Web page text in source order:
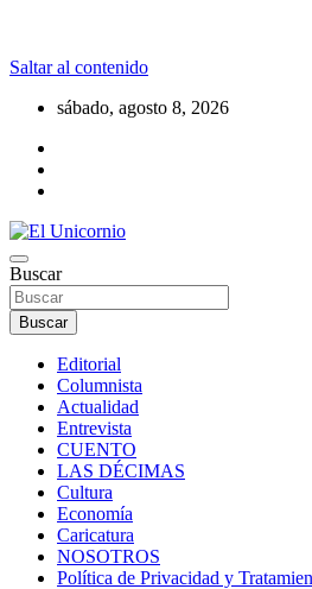
Saltar al contenido
sábado, agosto 8, 2026
El Unicornio
La realidad supera la fantasía
Buscar
Buscar
Editorial
Columnista
Actualidad
Entrevista
CUENTO
LAS DÉCIMAS
Cultura
Economía
Caricatura
NOSOTROS
Política de Privacidad y